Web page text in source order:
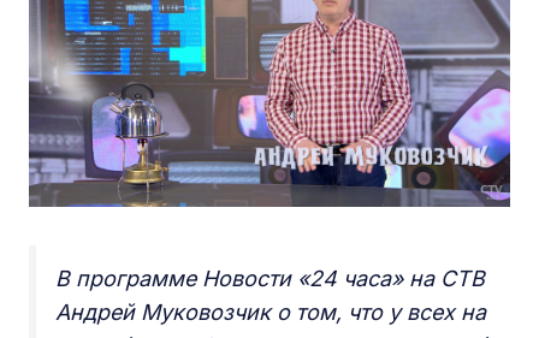
В программе Новости «24 часа» на СТВ
Андрей Муковозчик о том, что у всех на